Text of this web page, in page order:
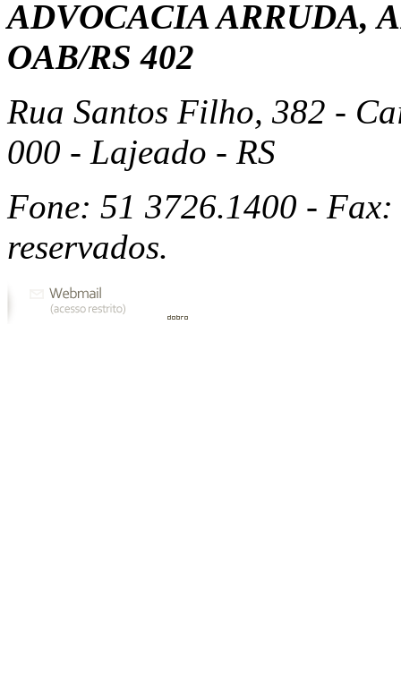
ADVOCACIA ARRUDA,
OAB/RS 402
Rua Santos Filho, 382 -
000 - Lajeado - RS
Fone: 51 3726.1400 -
reservados.